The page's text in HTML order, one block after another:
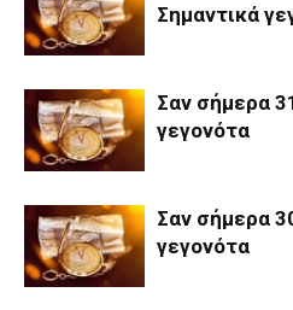
Σημαντικά
Σαν σήμερα
γεγονότα
Σαν σήμερα
γεγονότα